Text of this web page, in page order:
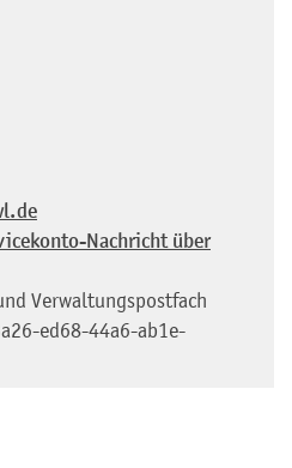
Nachricht über
Verwaltungspostfach
ed68-44a6-ab1e-